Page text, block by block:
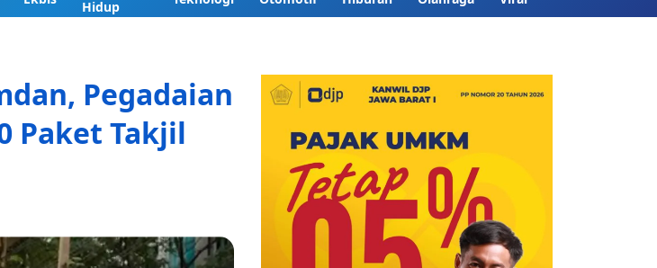
Hidup
Pegadaian
Paket Takjil